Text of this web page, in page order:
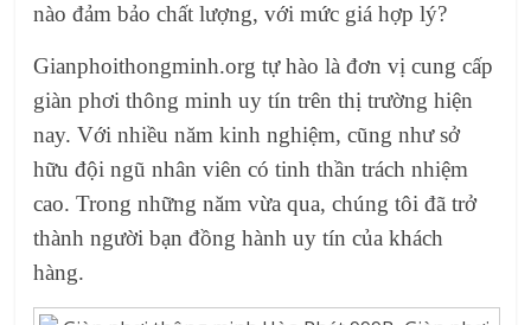
nào đảm bảo chất lượng, với mức giá hợp lý?
Gianphoithongminh.org tự hào là đơn vị cung cấp
giàn phơi thông minh uy tín trên thị trường hiện
nay. Với nhiều năm kinh nghiệm, cũng như sở
hữu đội ngũ nhân viên có tinh thần trách nhiệm
cao. Trong những năm vừa qua, chúng tôi đã trở
thành người bạn đồng hành uy tín của khách
hàng.